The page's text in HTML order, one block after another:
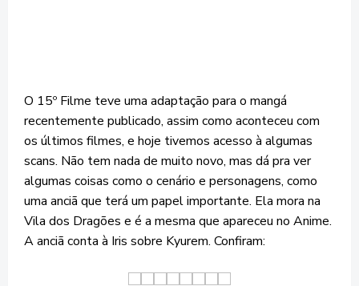
O 15º Filme teve uma adaptação para o mangá
recentemente publicado, assim como aconteceu com
os últimos filmes, e hoje tivemos acesso à algumas
scans. Não tem nada de muito novo, mas dá pra ver
algumas coisas como o cenário e personagens, como
uma anciã que terá um papel importante. Ela mora na
Vila dos Dragões e é a mesma que apareceu no Anime.
A anciã conta à Iris sobre Kyurem. Confiram: